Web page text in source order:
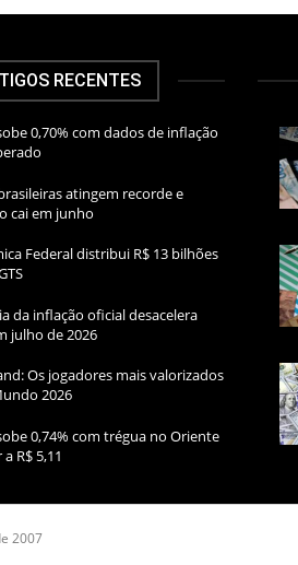
RECENTES
0,70% com dados de inflação
atingem recorde e
cai em junho
Federal distribui R$ 13 bilhões
da inflação oficial desacelera
julho de 2026
Os jogadores mais valorizados
2026
0,74% com trégua no Oriente
R$ 5,11
2007